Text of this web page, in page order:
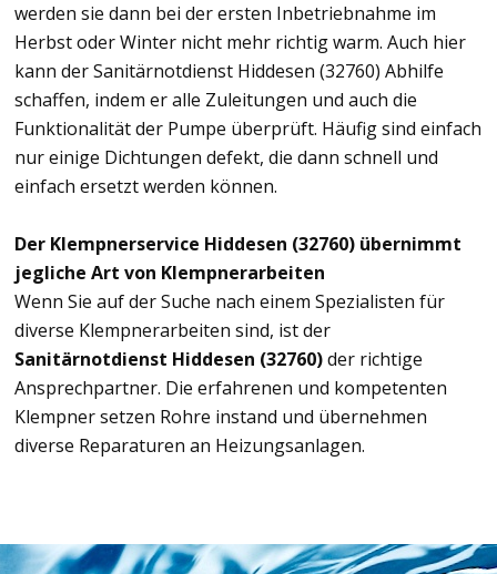
werden sie dann bei der ersten Inbetriebnahme im
Herbst oder Winter nicht mehr richtig warm. Auch hier
kann der Sanitärnotdienst Hiddesen (32760) Abhilfe
schaffen, indem er alle Zuleitungen und auch die
Funktionalität der Pumpe überprüft. Häufig sind einfach
nur einige Dichtungen defekt, die dann schnell und
einfach ersetzt werden können.
Der Klempnerservice Hiddesen (32760) übernimmt
jegliche Art von Klempnerarbeiten
Wenn Sie auf der Suche nach einem Spezialisten für
diverse Klempnerarbeiten sind, ist der
Sanitärnotdienst Hiddesen (32760)der richtige
Ansprechpartner. Die erfahrenen und kompetenten
Klempner setzen Rohre instand und übernehmen
diverse Reparaturen an Heizungsanlagen.